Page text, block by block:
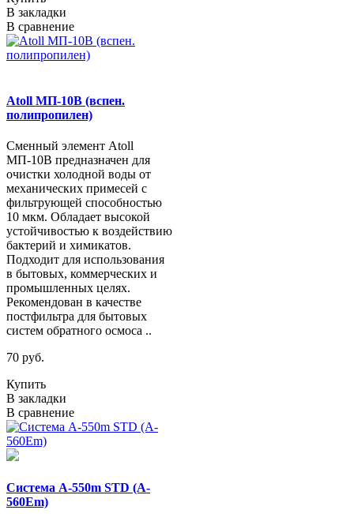
В закладки
В сравнение
Atoll МП-10В (вспен.
полипропилен)
Сменный элемент Atoll
МП-10В предназначен для
очистки холодной воды от
механических примесей с
фильтрующей способностью
10 мкм. Обладает высокой
устойчивостью к воздействию
бактерий и химикатов.
Подходит для использования
в бытовых, коммерческих и
промышленных целях.
Рекомендован в качестве
постфильтра для бытовых
систем обратного осмоса ..
70 руб.
Купить
В закладки
В сравнение
Система A-550m STD (A-
560Em)